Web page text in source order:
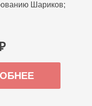
Шариков;